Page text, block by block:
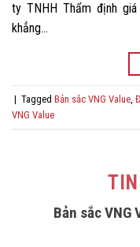
ty TNHH Thẩm định
khẳng…
| Tagged Bản sắc VNG Value
VNG Value
Bản sắc